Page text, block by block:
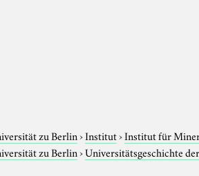
zu Berlin›Institut›Institut für
zu Berlin›Universitätsgeschichte